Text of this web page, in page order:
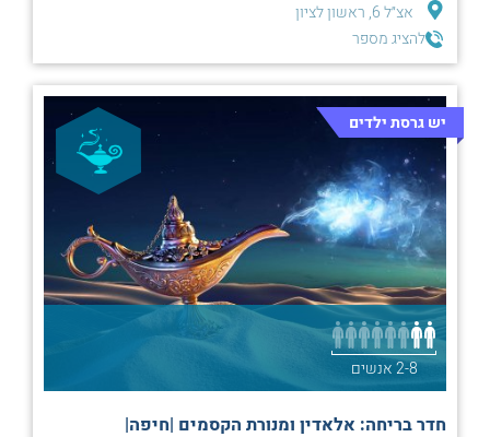
אצ״ל 6, ראשון לציון
להציג מספר
יש גרסת ילדים
2-8 אנשים
חדר בריחה: אלאדין ומנורת הקסמים |חיפה|